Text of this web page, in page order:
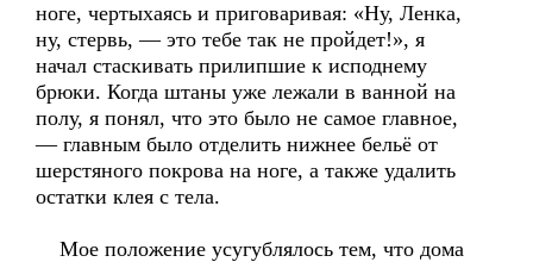
ноге, чертыхаясь и приговаривая: «Ну, Ленка,
ну, стервь, — это тебе так не пройдет!», я
начал стаскивать прилипшие к исподнему
брюки. Когда штаны уже лежали в ванной на
полу, я понял, что это было не самое главное,
— главным было отделить нижнее бельё от
шерстяного покрова на ноге, а также удалить
остатки клея с тела.
Мое положение усугублялось тем, что дома